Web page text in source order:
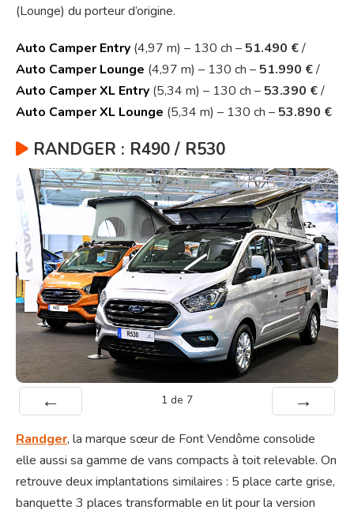
(Lounge) du porteur d’origine.
Auto Camper Entry (4,97 m) – 130 ch – 51.490 €/
Auto Camper Lounge (4,97 m) – 130 ch – 51.990 €/
Auto Camper XL Entry (5,34 m) – 130 ch – 53.390 €/
Auto Camper XL Lounge (5,34 m) – 130 ch – 53.890 €
RANDGER : R490 / R530
1 de 7
Randger, la marque sœur de Font Vendôme consolide
elle aussi sa gamme de vans compacts à toit relevable. On
retrouve deux implantations similaires : 5 place carte grise,
banquette 3 places transformable en lit pour la version